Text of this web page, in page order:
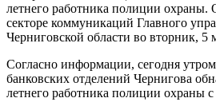
летнего работника полиции охраны.
секторе коммуникаций Главного
Черниговской области во вторник, 5
Согласно информации, сегодня
банковских отделений Чернигова
летнего работника полиции охраны